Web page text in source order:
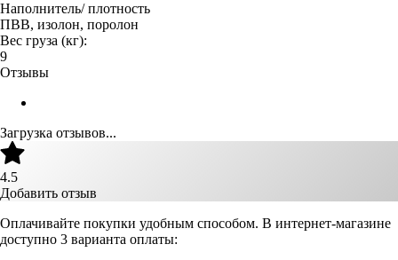
Наполнитель/ плотность
ПВВ, изолон, поролон
Вес груза (кг):
9
Отзывы
Загрузка отзывов...
4.5
Добавить отзыв
Оплачивайте покупки удобным способом. В интернет-магазине
доступно 3 варианта оплаты: